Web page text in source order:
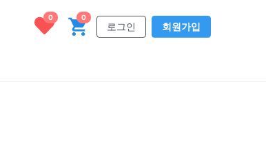
0 0
로그인 회원가입